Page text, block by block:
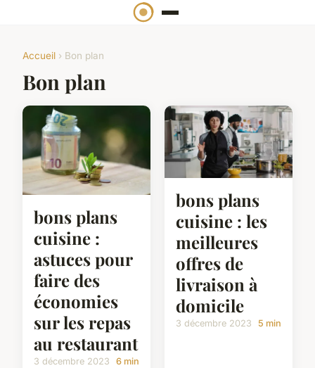
Accueil › Bon plan
Bon plan
bons plans
cuisine :
astuces pour
faire des
économies
sur les repas
au restaurant
3 décembre 2023 6 min
bons plans
cuisine : les
meilleures
offres de
livraison à
domicile
3 décembre 2023 5 min